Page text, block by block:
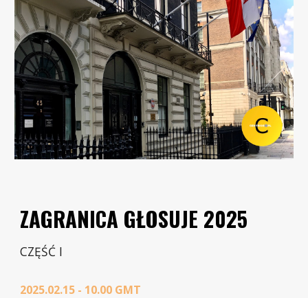
ZAGRANICA GŁOSUJE 2025
CZĘŚĆ I
2025.02.15 - 10.00 GMT